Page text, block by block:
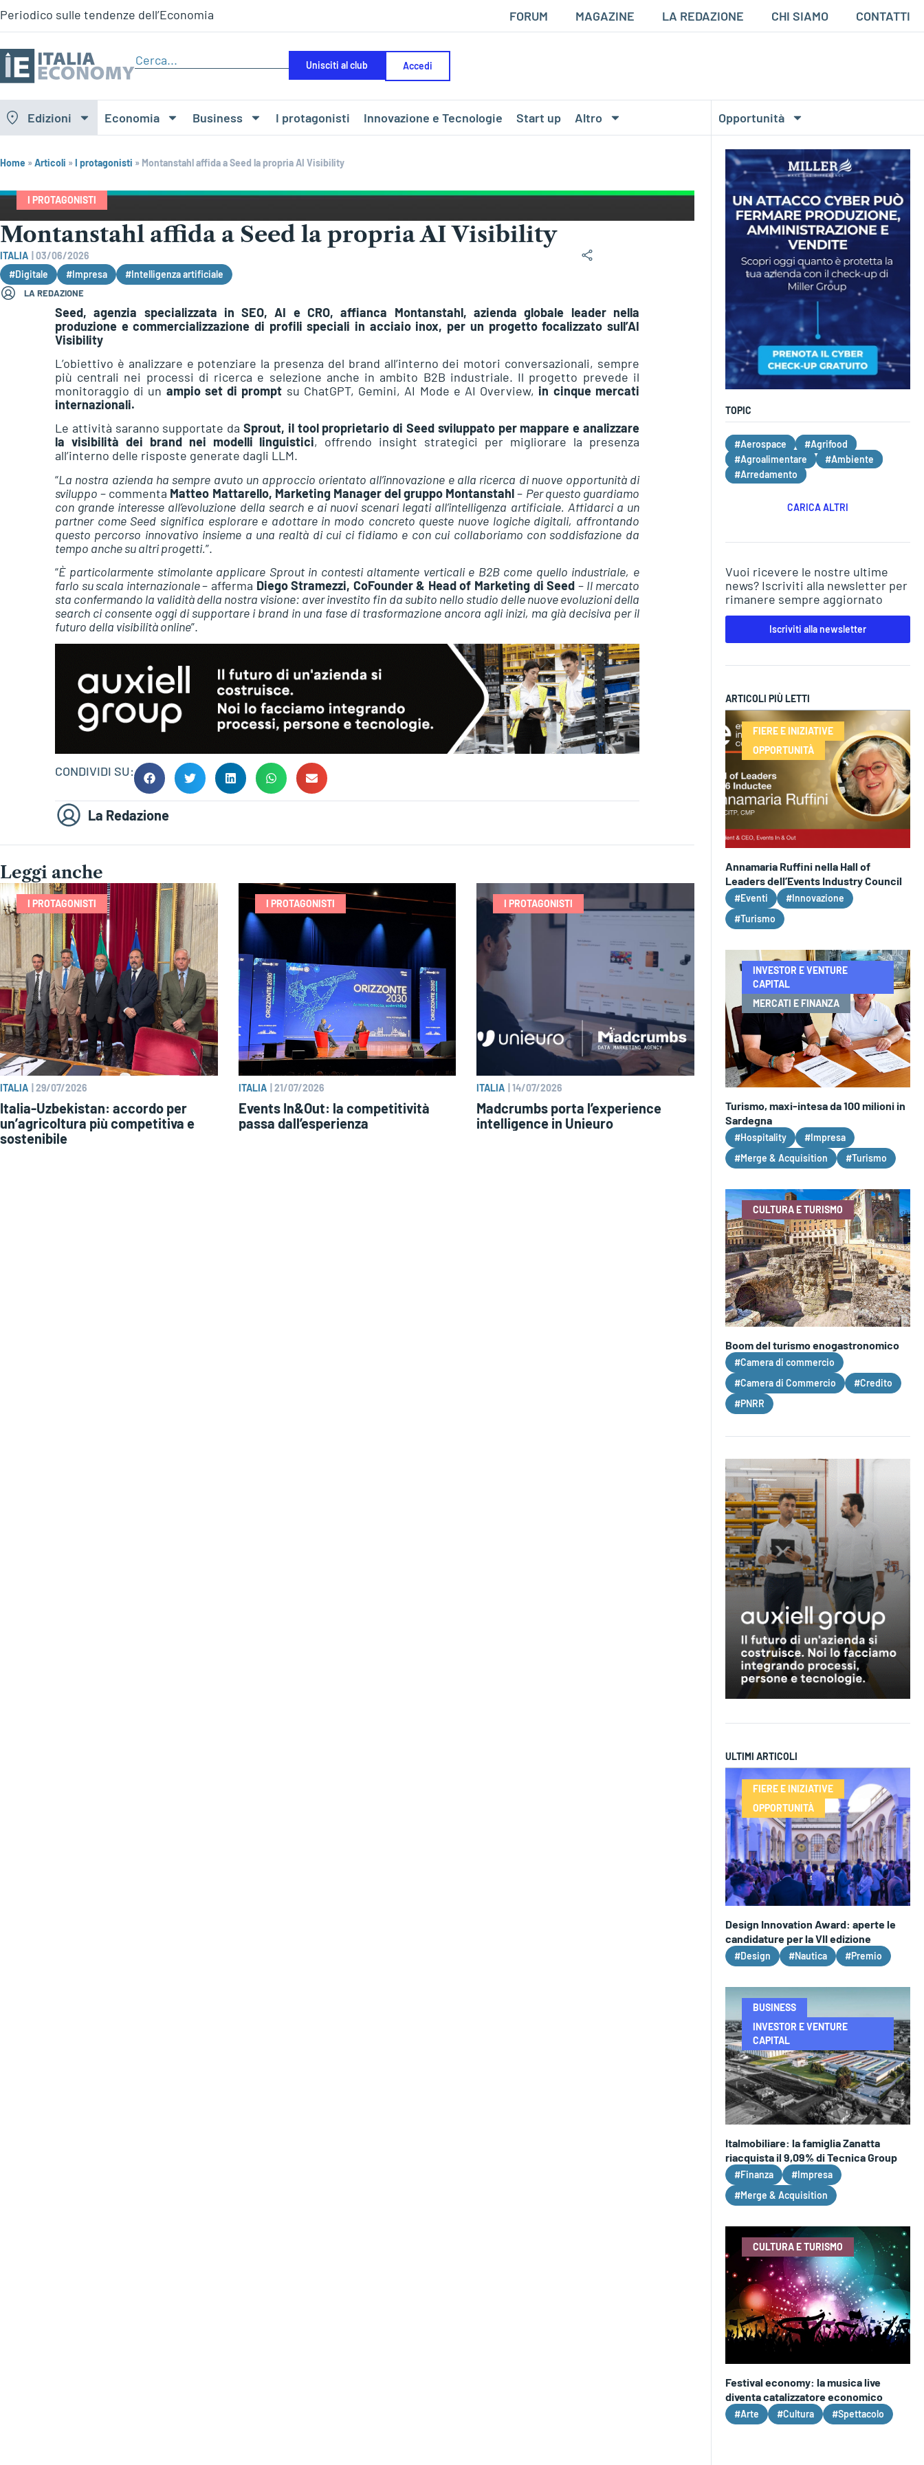
Periodico sulle tendenze dell’Economia FORUM MAGAZINE LA REDAZIONE CHI SIAMO CONTATTI
Unisciti al club Accedi
Edizioni Economia Business I protagonisti Innovazione e Tecnologie Start up Altro Opportunità
Home »Articoli »I protagonisti » Montanstahl affida a Seed la propria AI Visibility
I PROTAGONISTI
Montanstahl affida a Seed la propria AI Visibility
ITALIA
03/06/2026
#Digitale
#Impresa #Intelligenza artificiale
LA REDAZIONE
Seed, agenzia specializzata in SEO, AI e CRO, affianca Montanstahl, azienda globale leader nella
produzione e commercializzazione di profili speciali in acciaio inox, per un progetto focalizzato sull’AI
Visibility
L’obiettivo è analizzare e potenziare la presenza del brand all’interno dei motori conversazionali, sempre
più centrali nei processi di ricerca e selezione anche in ambito B2B industriale. Il progetto prevede il
monitoraggio di un ampio set di prompt su ChatGPT, Gemini, AI Mode e AI Overview, in cinque mercati
internazionali.
Le attività saranno supportate da Sprout, il tool proprietario di Seed sviluppato per mappare e analizzare
la visibilità dei brand nei modelli linguistici, offrendo insight strategici per migliorare la presenza
all’interno delle risposte generate dagli LLM.
“La nostra azienda ha sempre avuto un approccio orientato all’innovazione e alla ricerca di nuove opportunità di
sviluppo – commenta Matteo Mattarello, Marketing Manager del gruppo Montanstahl– Per questo guardiamo
con grande interesse all’evoluzione della search e ai nuovi scenari legati all’intelligenza artificiale. Affidarci a un
partner come Seed significa esplorare e adottare in modo concreto queste nuove logiche digitali, affrontando
questo percorso innovativo insieme a una realtà di cui ci fidiamo e con cui collaboriamo con soddisfazione da
tempo anche su altri progetti.”.
“È particolarmente stimolante applicare Sprout in contesti altamente verticali e B2B come quello industriale, e
farlo su scala internazionale– afferma Diego Stramezzi, CoFounder & Head of Marketing di Seed – Il mercato
sta confermando la validità della nostra visione: aver investito fin da subito nello studio delle nuove evoluzioni della
search ci consente oggi di supportare i brand in una fase di trasformazione ancora agli inizi, ma già decisiva per il
futuro della visibilità online”.
CONDIVIDI SU:
La Redazione
Leggi anche
I PROTAGONISTI
ITALIA 29/07/2026
Italia-Uzbekistan: accordo per
un’agricoltura più competitiva e
sostenibile
I PROTAGONISTI
ITALIA 21/07/2026
Events In&Out: la competitività
passa dall’esperienza
I PROTAGONISTI
ITALIA |14/07/2026
Madcrumbs porta l’experience
intelligence in Unieuro
TOPIC
#Aerospace
#Agrifood
#Agroalimentare
#Ambiente
#Arredamento
CARICA ALTRI
Vuoi ricevere le nostre ultime
news? Iscriviti alla newsletter per
rimanere sempre aggiornato
Iscriviti alla newsletter
ARTICOLI PIÙ LETTI
FIERE E INIZIATIVE
OPPORTUNITÀ
Annamaria Ruffini nella Hall of
Leaders dell’Events Industry Council
#Eventi
#Innovazione
#Turismo
INVESTOR E VENTURE
CAPITAL
MERCATI E FINANZA
Turismo, maxi-intesa da 100 milioni in
Sardegna
#Hospitality
#Impresa
#Merge & Acquisition
#Turismo
CULTURA E TURISMO
Boom del turismo enogastronomico
#Camera di commercio
#Camera di Commercio
#Credito
#PNRR
ULTIMI ARTICOLI
FIERE E INIZIATIVE
OPPORTUNITÀ
Design Innovation Award: aperte le
candidature per la VII edizione
#Design #Nautica #Premio
BUSINESS
INVESTOR E VENTURE
CAPITAL
Italmobiliare: la famiglia Zanatta
riacquista il 9,09% di Tecnica Group
#Finanza
#Impresa
#Merge & Acquisition
CULTURA E TURISMO
Festival economy: la musica live
diventa catalizzatore economico
#Arte #Cultura #Spettacolo